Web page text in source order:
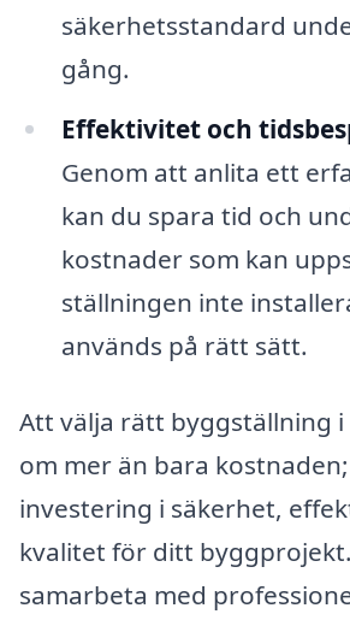
säkerhetsstandard
gång.
Effektivitet och
Genom att anlita ett
kan du spara tid och
kostnader som kan
ställningen inte
används på rätt sätt.
Att välja rätt byggställning i
om mer än bara
investering i säkerhet,
kvalitet för ditt
samarbeta med